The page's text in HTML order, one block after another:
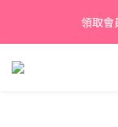
【新會員】即日
領取會
【新會員】即日